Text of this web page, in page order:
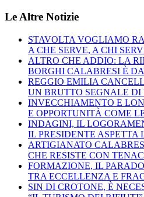
Le Altre Notizie
STAVOLTA VOGLIAMO
A CHE SERVE, A CHI
ALTRO CHE ADDIO: LA
BORGHI CALABRESI È
REGGIO EMILIA
UN BRUTTO SEGNALE DI
INVECCHIAMENTO E
E OPPORTUNITÀ COME
INDAGINI, IL
IL PRESIDENTE ASPETTA
ARTIGIANATO
CHE RESISTE CON
FORMAZIONE, IL
TRA ECCELLENZA E
SIN DI CROTONE, È